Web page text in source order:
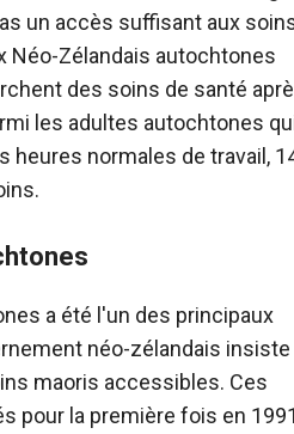
un accès suffisant aux
Néo-Zélandais autochtones
des soins de santé
les adultes autochtones
normales de travail,
a été l'un des principaux
néo-zélandais
maoris accessibles. Ces
pour la première fois en 1991